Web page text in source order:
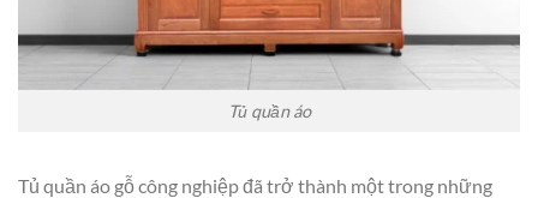
Tủ quần áo
Tủ quần áo gỗ công nghiệp đã trở thành một trong những